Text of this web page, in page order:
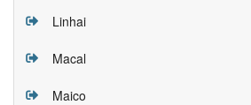
Linhai
Macal
Maico